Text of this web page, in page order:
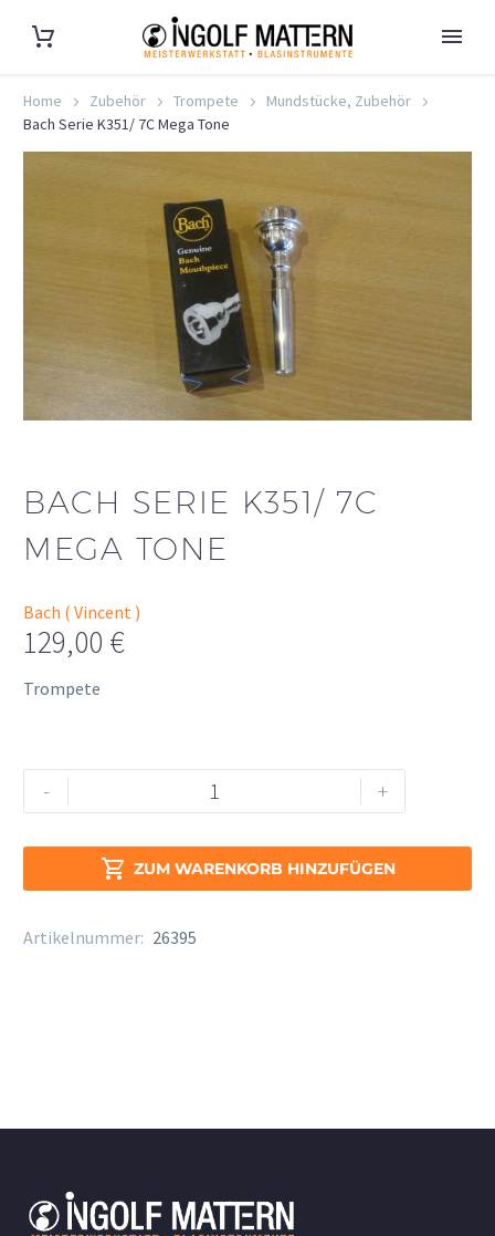
Home Zubehör Trompete
Mundstücke, Zubehör
Bach Serie K351/ 7C Mega Tone
BACH SERIE K351/ 7C
MEGA TONE
Bach ( Vincent )
129,00 €
Trompete
-
Serie
Mega
Menge
+
 ZUM WARENKORB HINZUFÜGEN
Alternative:
Artikelnummer: 26395